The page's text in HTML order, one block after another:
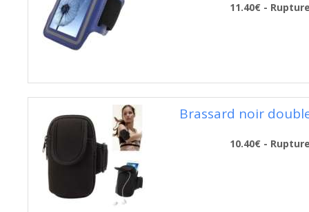
11.40€ -
Brassard noir
10.40€ -